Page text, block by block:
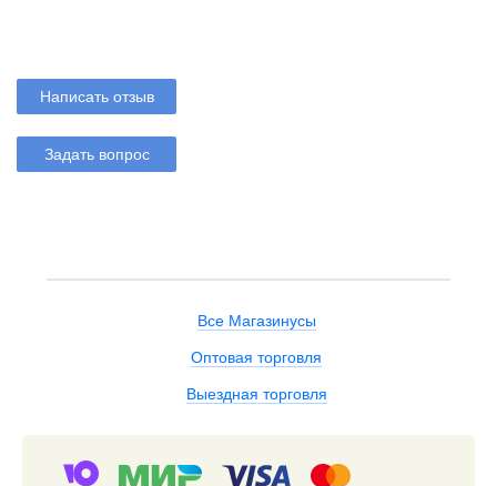
Написать отзыв
Задать вопрос
Все Магазинусы
Оптовая торговля
Выездная торговля